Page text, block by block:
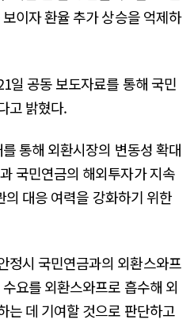
이자 환율 추가 상승을 억제하
일 공동 보도자료를 통해 국민
고 밝혔다.
통해 외환시장의 변동성 확대
국민연금의 해외투자가 지속
의 대응 여력을 강화하기 위한
정시 국민연금과의 외환스와프
요를 외환스와프로 흡수해 외
는 데 기여할 것으로 판단하고